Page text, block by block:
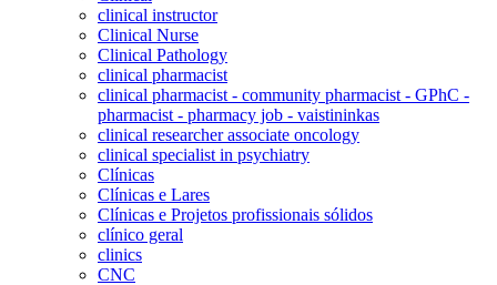
clinical instructor
Clinical Nurse
Clinical Pathology
clinical pharmacist
clinical pharmacist - community pharmacist - GPhC -
pharmacist - pharmacy job - vaistininkas
clinical researcher associate oncology
clinical specialist in psychiatry
Clínicas
Clínicas e Lares
Clínicas e Projetos profissionais sólidos
clínico geral
clinics
CNC